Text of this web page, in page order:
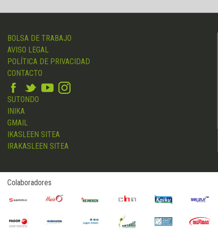
BOLSA DE TRABAJO
AVISO LEGAL
POLÍTICA DE PRIVACIDAD
CONTACTO
SUTONDO
INIKA
GMAIL
IKASLEEN SITEA
IRAKASLEEN SITEA
Colaboradores